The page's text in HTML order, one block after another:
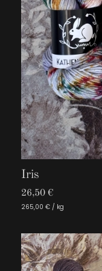
Iris
26,50 €
265,00 € / kg